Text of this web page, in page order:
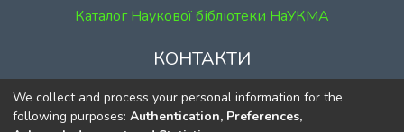
Каталог Наукової бібліотеки НаУКМА
КОНТАКТИ
м. Київ, вул. Григорія Сковороди, 2
к. 1, к. 120
We collect and process your personal information for the
following purposes: Authentication, Preferences,